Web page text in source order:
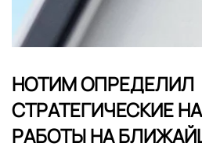
НОТИМ ОПРЕДЕЛИЛ
СТРАТЕГИЧЕСКИЕ
РАБОТЫ НА